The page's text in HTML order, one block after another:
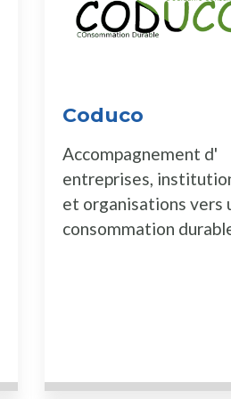
Coduco
Accompagnement d'
entreprises,
et organisations vers
consommation